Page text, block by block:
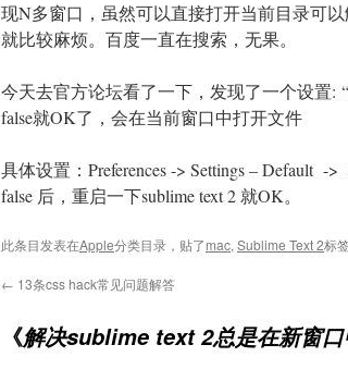
现N多窗口，虽然可以直接打开当前目录可
就比较麻烦。百度一直在搜索，无果。
今天去官方论坛看了一下，发现了一个设置:
false就OK了，会在当前窗口中打开文件
具体设置：Preferences -> Settings – Default -
false 后，重启一下sublime text 2 就OK。
此条目发表在Apple分类目录，贴了mac, Sublime Text 2标
← 13条css hack常见问题解答
《解决sublime text 2总是在新窗